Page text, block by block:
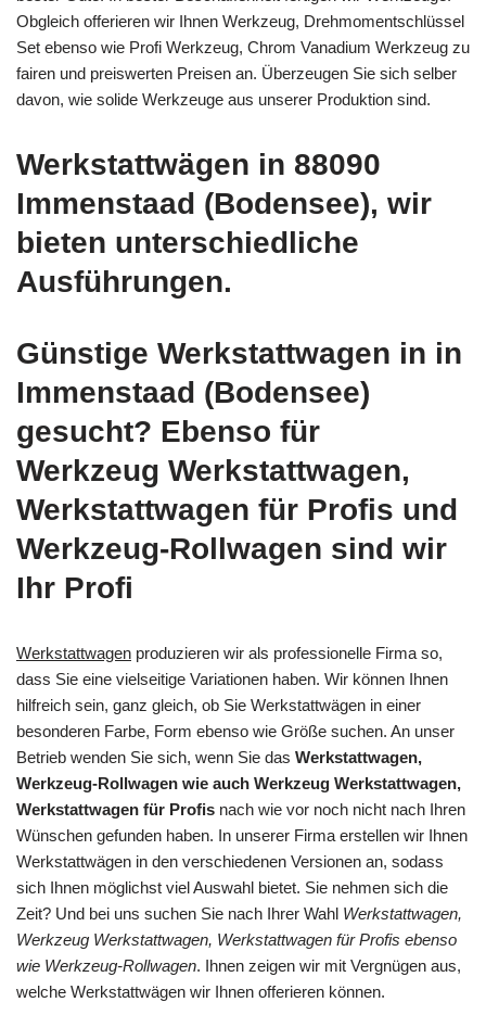
Obgleich offerieren wir Ihnen Werkzeug, Drehmomentschlüssel
Set ebenso wie Profi Werkzeug, Chrom Vanadium Werkzeug zu
fairen und preiswerten Preisen an. Überzeugen Sie sich selber
davon, wie solide Werkzeuge aus unserer Produktion sind.
Werkstattwägen in 88090
Immenstaad (Bodensee), wir
bieten unterschiedliche
Ausführungen.
Günstige Werkstattwagen in in
Immenstaad (Bodensee)
gesucht? Ebenso für
Werkzeug Werkstattwagen,
Werkstattwagen für Profis und
Werkzeug-Rollwagen sind wir
Ihr Profi
Werkstattwagen produzieren wir als professionelle Firma so,
dass Sie eine vielseitige Variationen haben. Wir können Ihnen
hilfreich sein, ganz gleich, ob Sie Werkstattwägen in einer
besonderen Farbe, Form ebenso wie Größe suchen. An unser
Betrieb wenden Sie sich, wenn Sie das Werkstattwagen,
Werkzeug-Rollwagen wie auch Werkzeug Werkstattwagen,
Werkstattwagen für Profis nach wie vor noch nicht nach Ihren
Wünschen gefunden haben. In unserer Firma erstellen wir Ihnen
Werkstattwägen in den verschiedenen Versionen an, sodass
sich Ihnen möglichst viel Auswahl bietet. Sie nehmen sich die
Zeit? Und bei uns suchen Sie nach Ihrer Wahl Werkstattwagen,
Werkzeug Werkstattwagen, Werkstattwagen für Profis ebenso
wie Werkzeug-Rollwagen. Ihnen zeigen wir mit Vergnügen aus,
welche Werkstattwägen wir Ihnen offerieren können.